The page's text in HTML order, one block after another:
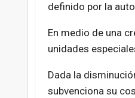
definido por la
En medio de una
unidades
Dada la
subvenciona su